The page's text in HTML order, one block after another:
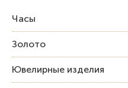
Часы
Золото
Ювелирные изделия